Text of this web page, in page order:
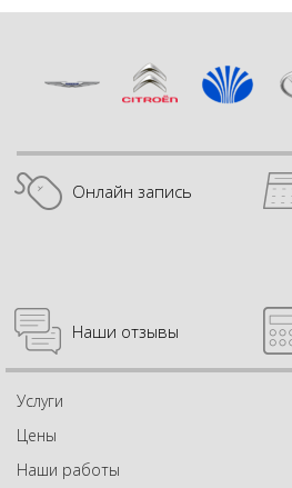
Онлайн запись
Наши отзывы
Услуги
Цены
Наши работы